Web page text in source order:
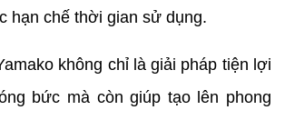
hạn chế thời gian sử dụng.
không chỉ là giải pháp tiện lợi
bức mà còn giúp tạo lên phong